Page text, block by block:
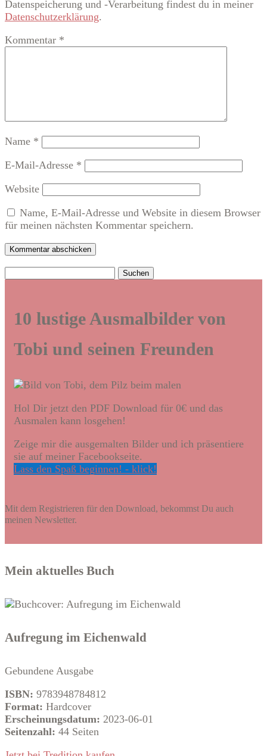
Datenspeicherung und -Verarbeitung findest du in meiner
Datenschutzerklärung.
Kommentar *
Name *
E-Mail-Adresse *
Website
Name, E-Mail-Adresse und Website in diesem Browser
für meinen nächsten Kommentar speichern.
Kommentar abschicken
10 lustige Ausmalbilder von
Tobi und seinen Freunden
Hol Dir jetzt den PDF Download für 0€ und das
Ausmalen kann losgehen!
Zeige mir die ausgemalten Bilder und ich präsentiere
sie auf meiner Facebookseite.
Lass den Spaß beginnen! - klick!
Mit dem Registrieren für den Download, bekommst Du auch
meinen Newsletter.
Mein aktuelles Buch
Aufregung im Eichenwald
Gebundene Ausgabe
ISBN: 9783948784812
Format: Hardcover
Erscheinungsdatum: 2023-06-01
Seitenzahl: 44 Seiten